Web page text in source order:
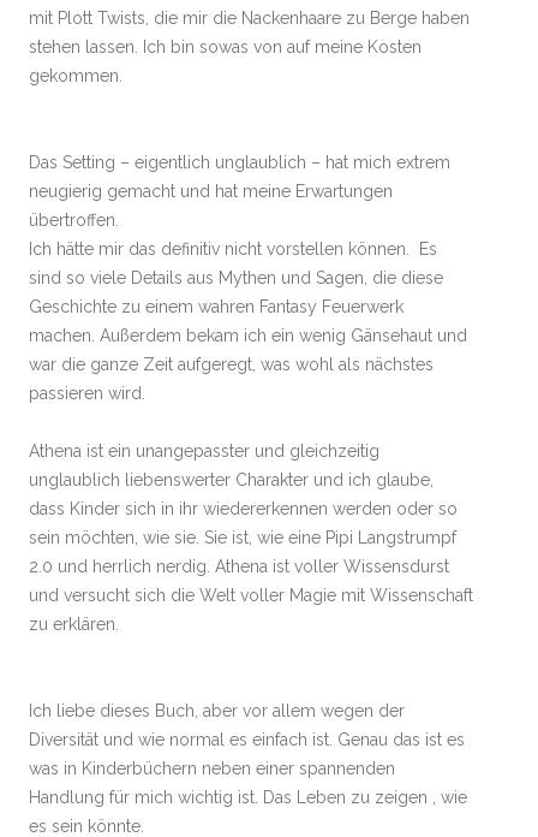
mit Plott Twists, die mir die Nackenhaare zu Berge haben
stehen lassen. Ich bin sowas von auf meine Kosten
gekommen.
Das Setting – eigentlich unglaublich – hat mich extrem
neugierig gemacht und hat meine Erwartungen
übertroffen.
Ich hätte mir das definitiv nicht vorstellen können. Es
sind so viele Details aus Mythen und Sagen, die diese
Geschichte zu einem wahren Fantasy Feuerwerk
machen. Außerdem bekam ich ein wenig Gänsehaut und
war die ganze Zeit aufgeregt, was wohl als nächstes
passieren wird.
Athena ist ein unangepasster und gleichzeitig
unglaublich liebenswerter Charakter und ich glaube,
dass Kinder sich in ihr wiedererkennen werden oder so
sein möchten, wie sie. Sie ist, wie eine Pipi Langstrumpf
2.0 und herrlich nerdig. Athena ist voller Wissensdurst
und versucht sich die Welt voller Magie mit Wissenschaft
zu erklären.
Ich liebe dieses Buch, aber vor allem wegen der
Diversität und wie normal es einfach ist. Genau das ist es
was in Kinderbüchern neben einer spannenden
Handlung für mich wichtig ist. Das Leben zu zeigen , wie
es sein könnte.